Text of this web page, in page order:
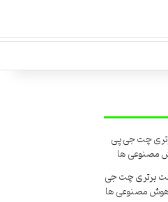
چت جی پی
مصنوعی ها
برتری چت جی
مصنوعی ها